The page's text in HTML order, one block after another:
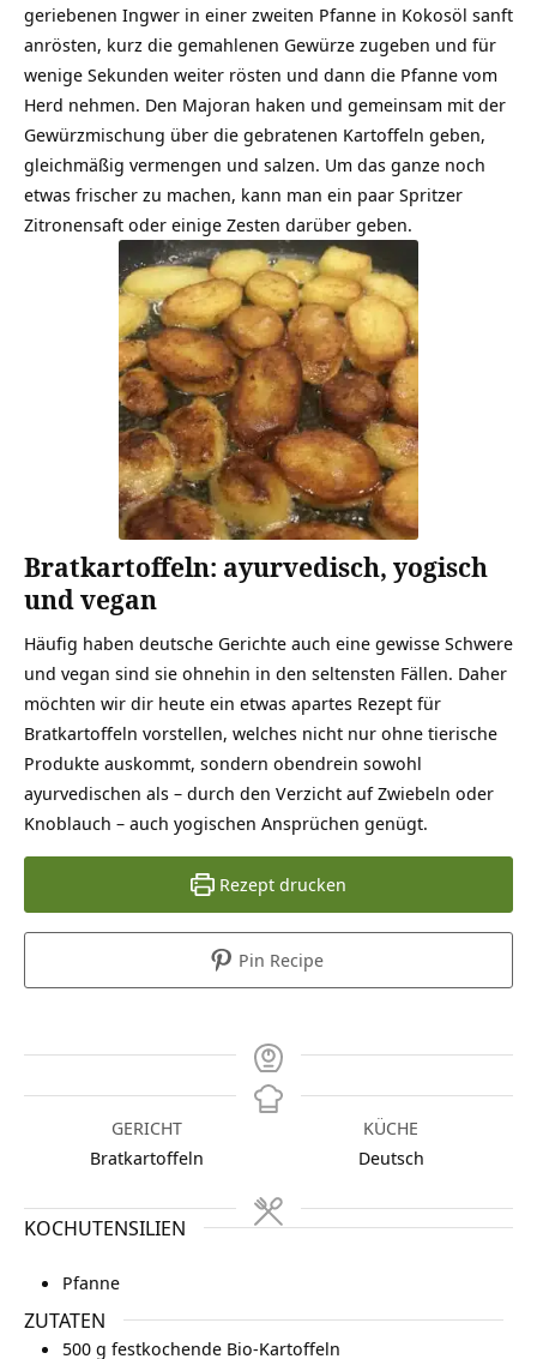
geriebenen Ingwer in einer zweiten Pfanne in Kokosöl sanft
anrösten, kurz die gemahlenen Gewürze zugeben und für
wenige Sekunden weiter rösten und dann die Pfanne vom
Herd nehmen. Den Majoran haken und gemeinsam mit der
Gewürzmischung über die gebratenen Kartoffeln geben,
gleichmäßig vermengen und salzen. Um das ganze noch
etwas frischer zu machen, kann man ein paar Spritzer
Zitronensaft oder einige Zesten darüber geben.
Bratkartoffeln: ayurvedisch, yogisch
und vegan
Häufig haben deutsche Gerichte auch eine gewisse Schwere
und vegan sind sie ohnehin in den seltensten Fällen. Daher
möchten wir dir heute ein etwas apartes Rezept für
Bratkartoffeln vorstellen, welches nicht nur ohne tierische
Produkte auskommt, sondern obendrein sowohl
ayurvedischen als – durch den Verzicht auf Zwiebeln oder
Knoblauch – auch yogischen Ansprüchen genügt.
Rezept drucken
Pin Recipe
GERICHT
Bratkartoffeln
KÜCHE
Deutsch
KOCHUTENSILIEN
Pfanne
ZUTATEN
500 g festkochende Bio-Kartoffeln